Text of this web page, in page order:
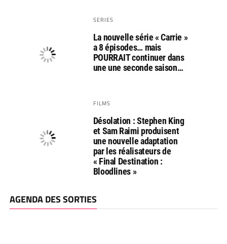
SERIES
La nouvelle série « Carrie »
a 8 épisodes… mais
POURRAIT continuer dans
une une seconde saison…
FILMS
Désolation : Stephen King
et Sam Raimi produisent
une nouvelle adaptation
par les réalisateurs de
« Final Destination :
Bloodlines »
AGENDA DES SORTIES